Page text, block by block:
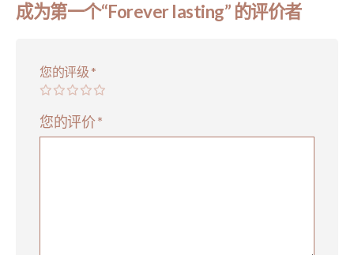
成为第一个“Forever lasting” 的评价者
您的评级 *
您的评价*